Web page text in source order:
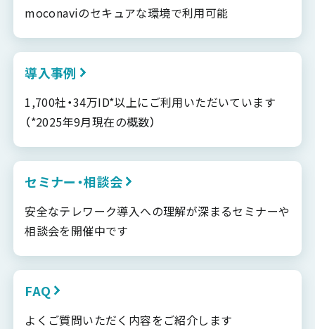
moconaviのセキュアな環境で利用可能
導入事例
1,700社・34万ID*以上にご利用いただいています
（*2025年9月現在の概数）
セミナー・相談会
安全なテレワーク導入への理解が深まるセミナーや
相談会を開催中です
FAQ
よくご質問いただく内容をご紹介します